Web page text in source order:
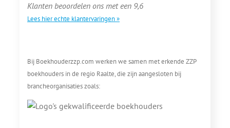
Klanten beoordelen ons met een 9,6
Lees hier echte klantervaringen »
Bij Boekhouderzzp.com werken we samen met erkende ZZP
boekhouders in de regio Raalte, die zijn aangesloten bij
brancheorganisaties zoals: